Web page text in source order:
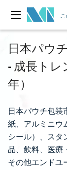
日本パウ
- 成長トレ
年）
日本パウチ包装
紙、アルミニウ
シール）、スタ
品、飲料、医療
その他エンドユ